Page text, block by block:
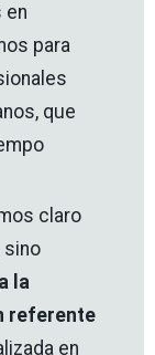
en
para
que
claro
sino
la
referente
en